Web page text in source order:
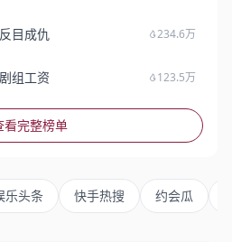
目成仇 234.6万
组工资 123.5万
看完整榜单
乐头条 快手热搜 约会瓜